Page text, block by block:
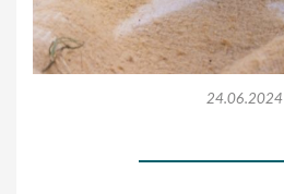
24.06.2024